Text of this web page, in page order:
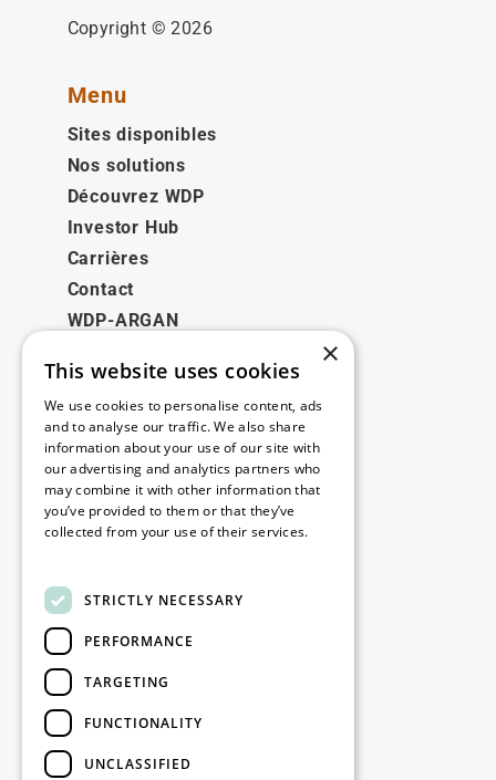
Copyright © 2026
Menu
Sites disponibles
Nos solutions
Découvrez WDP
Investor Hub
Carrières
Contact
WDP-ARGAN
Juridique
Disclaimer
Politique de confidentialité
Cookie Policy
Contact
Restez informé
Restez à jour : inscrivez-vous à nos
newsletters Marketing
×
This website uses cookies
We use cookies to personalise content, ads
and to analyse our traffic. We also share
information about your use of our site with
our advertising and analytics partners who
may combine it with other information that
you’ve provided to them or that they’ve
collected from your use of their services.
STRICTLY NECESSARY
PERFORMANCE
TARGETING
FUNCTIONALITY
UNCLASSIFIED